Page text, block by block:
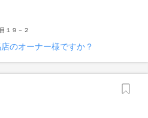
１９－２
のオーナー様ですか？